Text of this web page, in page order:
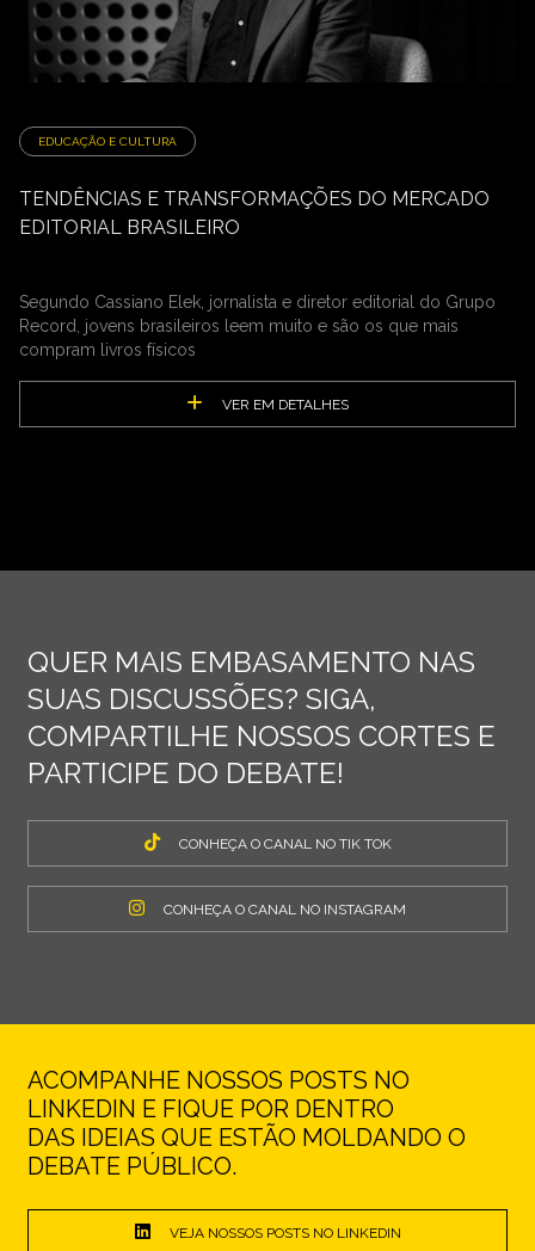
EDUCAÇÃO E CULTURA
TENDÊNCIAS E TRANSFORMAÇÕES DO MERCADO
EDITORIAL BRASILEIRO
Segundo Cassiano Elek, jornalista e diretor editorial do Grupo
Record, jovens brasileiros leem muito e são os que mais
compram livros físicos
VER EM DETALHES
QUER MAIS EMBASAMENTO NAS
SUAS DISCUSSÕES? SIGA,
COMPARTILHE NOSSOS CORTES E
PARTICIPE DO DEBATE!
CONHEÇA O CANAL NO TIK TOK
CONHEÇA O CANAL NO INSTAGRAM
ACOMPANHE NOSSOS POSTS NO
LINKEDIN E FIQUE POR DENTRO
DAS IDEIAS QUE ESTÃO MOLDANDO O
DEBATE PÚBLICO.
VEJA NOSSOS POSTS NO LINKEDIN